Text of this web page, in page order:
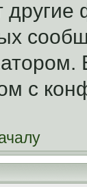
с